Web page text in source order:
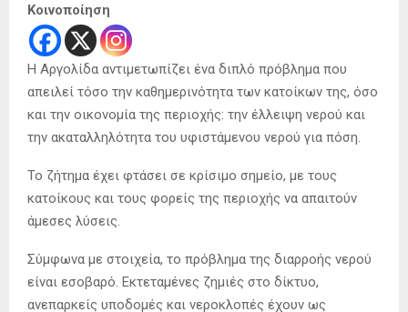
Κοινοποίηση
Η Αργολίδα αντιμετωπίζει ένα διπλό πρόβλημα που
απειλεί τόσο την καθημερινότητα των κατοίκων της, όσο
και την οικονομία της περιοχής: την έλλειψη νερού και
την ακαταλληλότητα του υφιστάμενου νερού για πόση.
Το ζήτημα έχει φτάσει σε κρίσιμο σημείο, με τους
κατοίκους και τους φορείς της περιοχής να απαιτούν
άμεσες λύσεις.
Σύμφωνα με στοιχεία, το πρόβλημα της διαρροής νερού
είναι εσοβαρό. Εκτεταμένες ζημιές στο δίκτυο,
ανεπαρκείς υποδομές και νεροκλοπές έχουν ως